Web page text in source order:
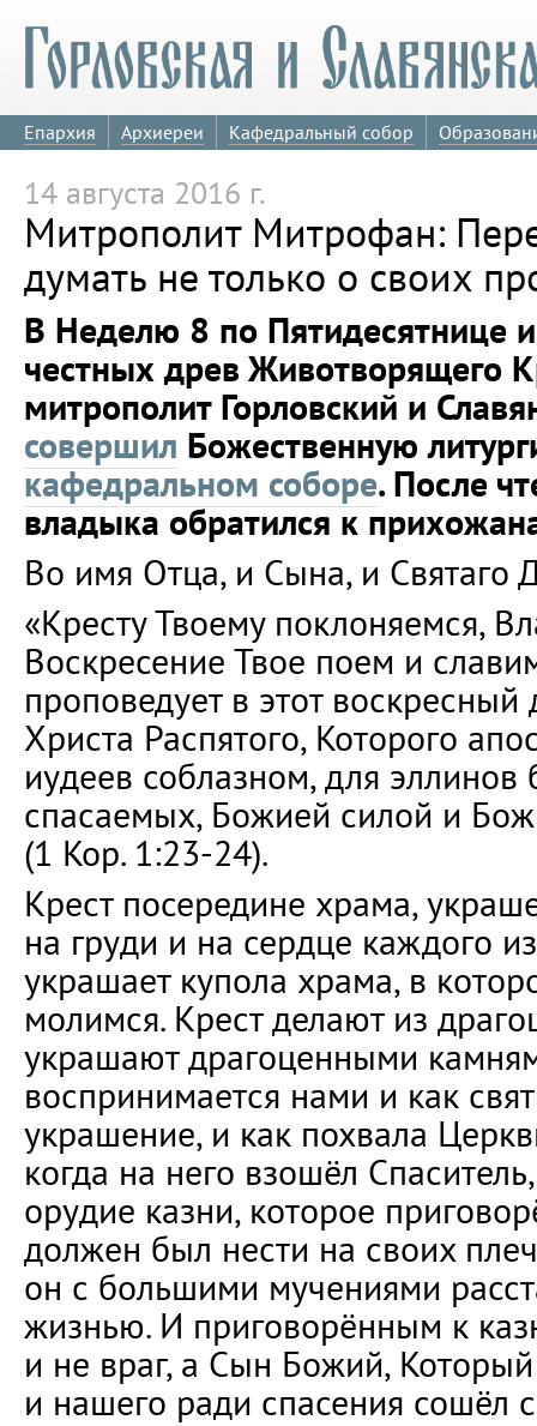
Епархия Архиереи Кафедральный собор
14 августа 2016 г.
Митрополит Митрофан:
думать не только о своих
В Неделю 8 по Пятидесятнице
честных древ Животворящего
митрополит Горловский и
совершил Божественную
кафедральном соборе. После
владыка обратился к
Во имя Отца, и Сына, и Святаго
«Кресту Твоему поклоняемся,
Воскресение Твое поем и
проповедует в этот
Христа Распятого, Которого
иудеев соблазном, для эллинов
спасаемых, Божией силой и
(1 Кор. 1:23-24).
Крест посередине храма,
на груди и на сердце каждого
украшает купола храма, в
молимся. Крест делают из
украшают драгоценными
воспринимается нами и как
украшение, и как похвала
когда на него взошёл
орудие казни, которое
должен был нести на своих
он с большими мучениями
жизнью. И приговорённым к
и не враг, а Сын Божий,
и нашего ради спасения сошёл